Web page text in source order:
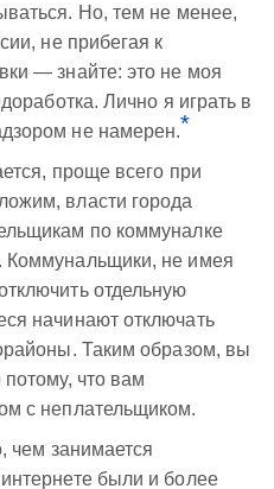
Но, тем не менее,
не прибегая к
— знайте: это не моя
Лично я играть в
не намерен.*
проще всего при
власти города
по коммуналке
Коммунальщики, не имея
отдельную
начинают отключать
Таким образом, вы
что вам
с неплательщиком.
чем занимается
были и более